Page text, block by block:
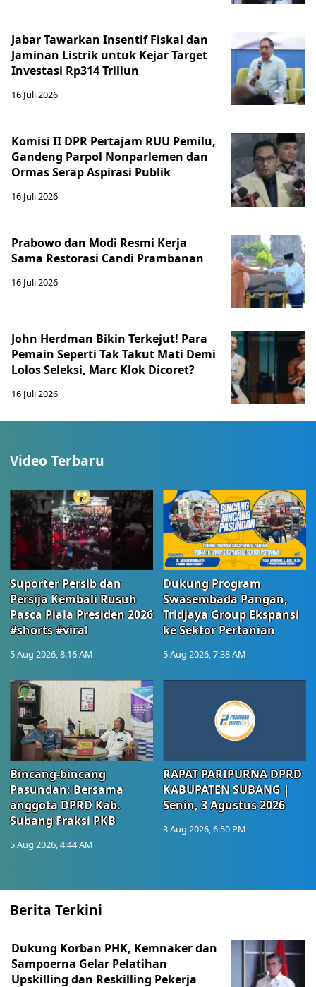
Jabar Tawarkan Insentif Fiskal dan
Jaminan Listrik untuk Kejar Target
Investasi Rp314 Triliun
16 Juli 2026
Komisi II DPR Pertajam RUU Pemilu,
Gandeng Parpol Nonparlemen dan
Ormas Serap Aspirasi Publik
16 Juli 2026
Prabowo dan Modi Resmi Kerja
Sama Restorasi Candi Prambanan
16 Juli 2026
John Herdman Bikin Terkejut! Para
Pemain Seperti Tak Takut Mati Demi
Lolos Seleksi, Marc Klok Dicoret?
16 Juli 2026
Video Terbaru
Suporter Persib dan
Persija Kembali Rusuh
Pasca Piala Presiden 2026
#shorts #viral
5 Aug 2026, 8:16 AM
Dukung Program
Swasembada Pangan,
Tridjaya Group Ekspansi
ke Sektor Pertanian
5 Aug 2026, 7:38 AM
Bincang-bincang
Pasundan: Bersama
anggota DPRD Kab.
Subang Fraksi PKB
5 Aug 2026, 4:44 AM
RAPAT PARIPURNA DPRD
KABUPATEN SUBANG |
Senin, 3 Agustus 2026
3 Aug 2026, 6:50 PM
Berita Terkini
Dukung Korban PHK, Kemnaker dan
Sampoerna Gelar Pelatihan
Upskilling dan Reskilling Pekerja